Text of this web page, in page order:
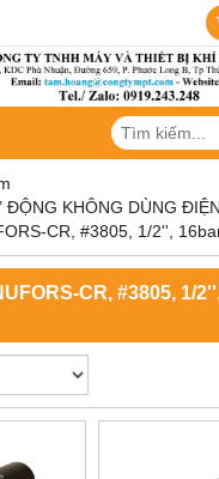
KHÔNG DÙNG
CR, #3805, 1/2'',
CR, #3805, 1/